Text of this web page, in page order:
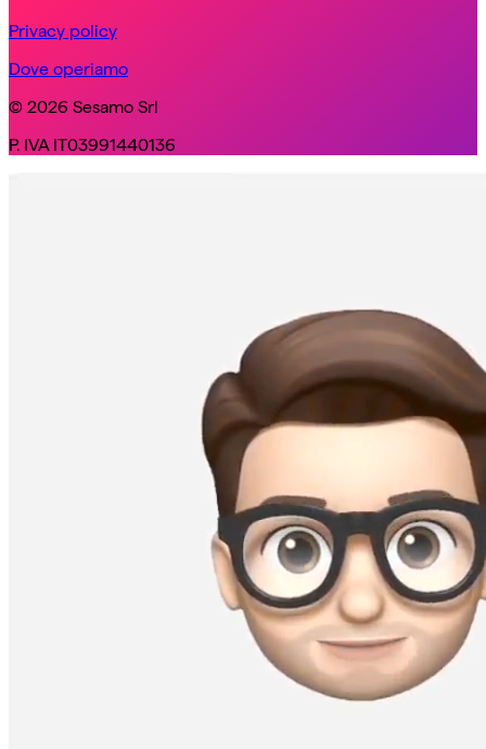
Privacy policy
Dove operiamo
© 2026 Sesamo Srl
P. IVA IT03991440136